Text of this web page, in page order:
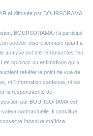
et diffusée par BOURSORAMA
BOURSORAMA n'a participé
pouvoir discrétionnaire quant à
analyse ont été retranscrites "en
opinions ou estimations qui y
refléter le point de vue de
ni l'information contenue, ni les
la responsabilité de
par BOURSORAMA est
contractuelle. Il constitue
l'absolue maîtrise.